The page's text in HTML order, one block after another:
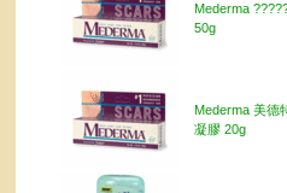
Mederma
50g
Mederma 美德
凝膠 20g